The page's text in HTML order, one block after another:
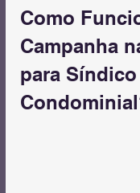
Como
Campanha
para Síndico